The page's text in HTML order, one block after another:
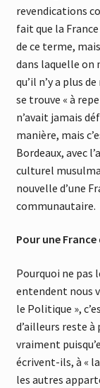
revendications
fait que la
de ce terme,
dans laquelle on
qu’il n’y a plus
se trouve « à
n’avait jamais
manière, mais
Bordeaux, avec
culturel
nouvelle d’une
communautaire.
Pour une France
Pourquoi ne pas
entendent nous
le Politique »,
d’ailleurs reste à
vraiment
écrivent-ils, à «
les autres